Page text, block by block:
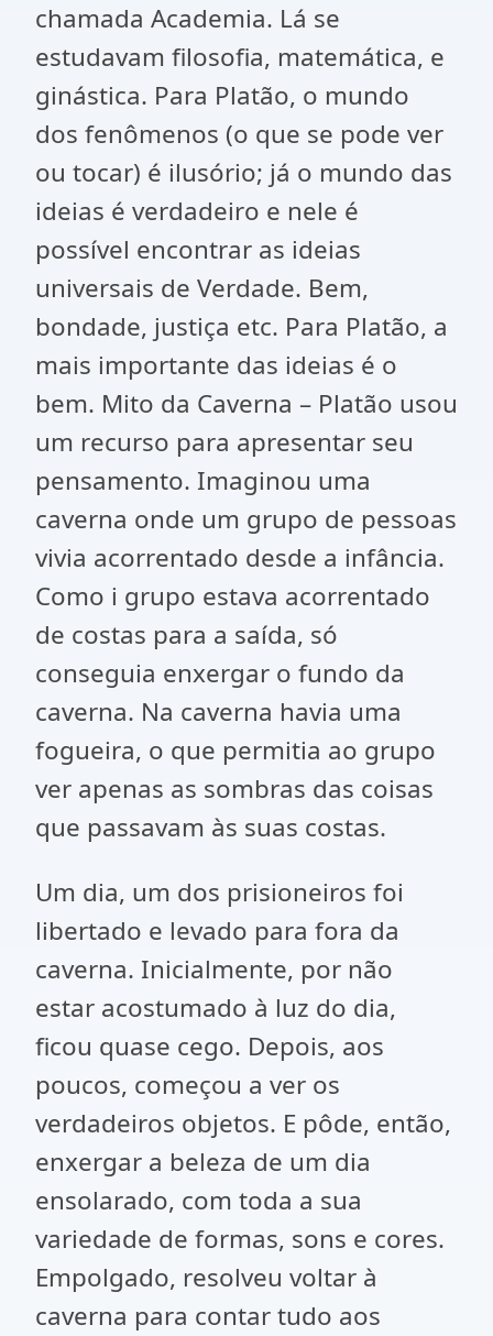
chamada Academia. Lá se
estudavam filosofia, matemática, e
ginástica. Para Platão, o mundo
dos fenômenos (o que se pode ver
ou tocar) é ilusório; já o mundo das
ideias é verdadeiro e nele é
possível encontrar as ideias
universais de Verdade. Bem,
bondade, justiça etc. Para Platão, a
mais importante das ideias é o
bem. Mito da Caverna – Platão usou
um recurso para apresentar seu
pensamento. Imaginou uma
caverna onde um grupo de pessoas
vivia acorrentado desde a infância.
Como i grupo estava acorrentado
de costas para a saída, só
conseguia enxergar o fundo da
caverna. Na caverna havia uma
fogueira, o que permitia ao grupo
ver apenas as sombras das coisas
que passavam às suas costas.
Um dia, um dos prisioneiros foi
libertado e levado para fora da
caverna. Inicialmente, por não
estar acostumado à luz do dia,
ficou quase cego. Depois, aos
poucos, começou a ver os
verdadeiros objetos. E pôde, então,
enxergar a beleza de um dia
ensolarado, com toda a sua
variedade de formas, sons e cores.
Empolgado, resolveu voltar à
caverna para contar tudo aos